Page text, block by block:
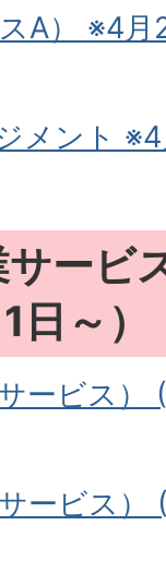
A） ※4
メント
サービ
日～）
ービス）
ービス）